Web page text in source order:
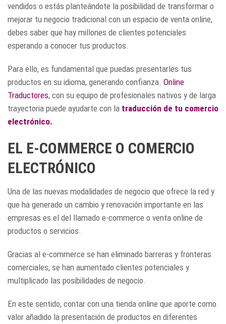
vendidos o estás planteándote la posibilidad de transformar o
mejorar tu negocio tradicional con un espacio de venta online,
debes saber que hay millones de clientes potenciales
esperando a conocer tus productos.
Para ello, es fundamental que puedas presentarles tus
productos en su idioma, generando confianza. Online
Traductores, con su equipo de profesionales nativos y de larga
trayectoria puede ayudarte con la traducción de tu comercio
electrónico.
EL E-COMMERCE O COMERCIO
ELECTRÓNICO
Una de las nuevas modalidades de negocio que ofrece la red y
que ha generado un cambio y renovación importante en las
empresas es el del llamado e-commerce o venta online de
productos o servicios.
Gracias al e-commerce se han eliminado barreras y fronteras
comerciales, se han aumentado clientes potenciales y
multiplicado las posibilidades de negocio.
En este sentido, contar con una tienda online que aporte como
valor añadido la presentación de productos en diferentes